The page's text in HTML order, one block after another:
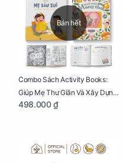
Bán hết
Combo Sách Activity Books:
Giúp Mẹ Thư Giãn Và Xây Dựng
Thai Kỳ Chu Đáo
498.000 ₫